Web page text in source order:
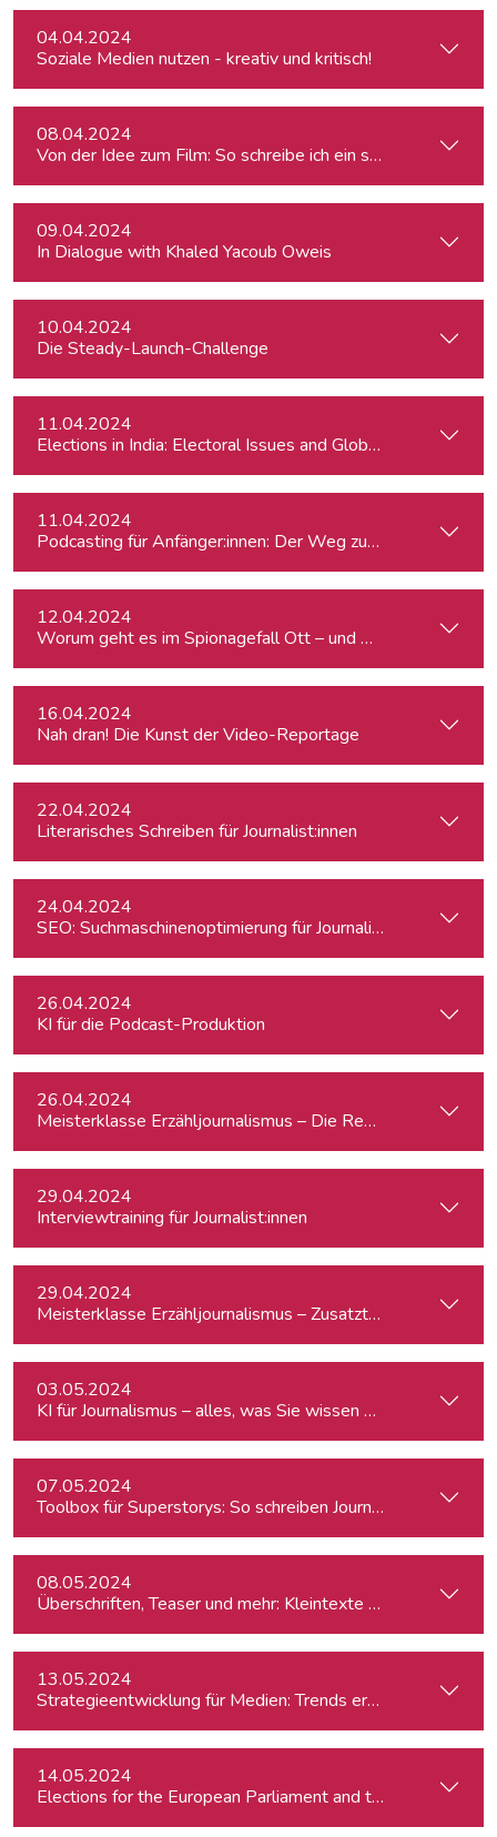
04.04.2024
Soziale Medien nutzen - kreativ und kritisch!
08.04.2024
Von der Idee zum Film: So schreibe ich ein schlüssiges
09.04.2024
In Dialogue with Khaled Yacoub Oweis
10.04.2024
Die Steady-Launch-Challenge
11.04.2024
Elections in India: Electoral Issues and Global Ambitions
11.04.2024
Podcasting für Anfänger:innen: Der Weg zum eigenen
12.04.2024
Worum geht es im Spionagefall Ott – und wie reagiert die
16.04.2024
Nah dran! Die Kunst der Video-Reportage
22.04.2024
Literarisches Schreiben für Journalist:innen
24.04.2024
SEO: Suchmaschinenoptimierung für Journalist:innen
26.04.2024
KI für die Podcast-Produktion
26.04.2024
Meisterklasse Erzähljournalismus – Die
29.04.2024
Interviewtraining für Journalist:innen
29.04.2024
Meisterklasse Erzähljournalismus – Zusatztermin
03.05.2024
KI für Journalismus – alles, was Sie wissen müssen
07.05.2024
Toolbox für Superstorys: So schreiben Journalist:innen
08.05.2024
Überschriften, Teaser und mehr: Kleintexte einfach besser
13.05.2024
Strategieentwicklung für Medien: Trends erkennen &
14.05.2024